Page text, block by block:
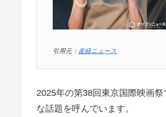
引用元： 産経ニュース
2025年の第38回東京国際映画
な話題を呼んでいます。